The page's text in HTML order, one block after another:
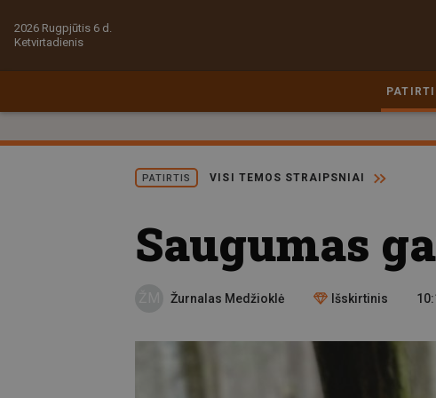
2026 Rugpjūtis 6 d.
Ketvirtadienis
PATIRTIS VISI TEMOS STRAIPSNIAI
Saugumas
Žurnalas Medžioklė Išskirtinis